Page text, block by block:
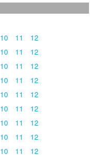
10 11
12
10 11
12
10 11
12
10 11
12
10 11
12
10 11
12
10 11
12
10 11
12
10 11
12